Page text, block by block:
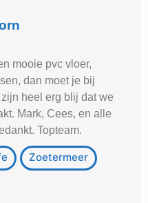
mooie pvc vloer,
dan moet je bij
heel erg blij dat we
Mark, Cees, en alle
Topteam.
Zoetermeer